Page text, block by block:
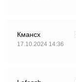
Кмансх
17.10.2024 14:36